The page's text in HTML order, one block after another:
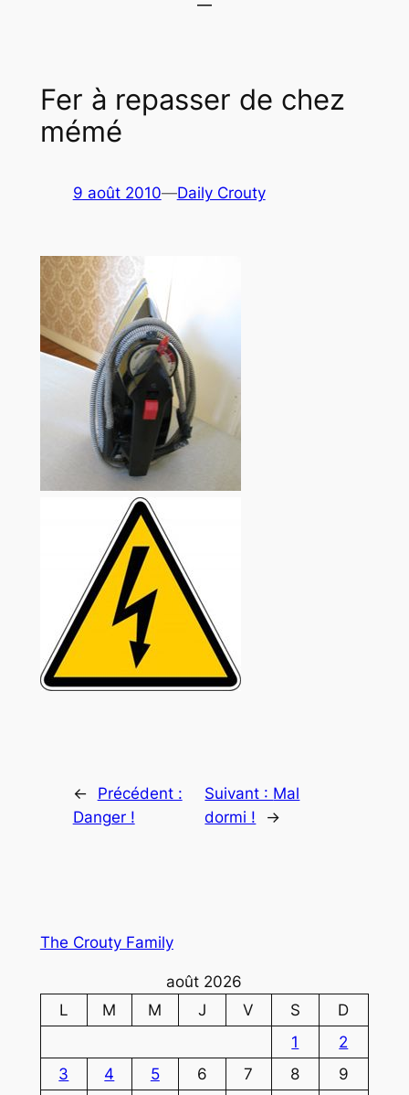
Fer à repasser de chez
mémé
9 août 2010—Daily Crouty
←
Précédent :
Danger !
Suivant : Mal
dormi !
→
The Crouty Family
août 2026
L
M M J V S
D
1
2
3
4 5 6 7 8
9